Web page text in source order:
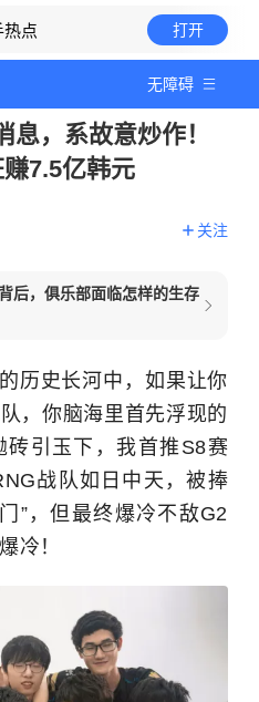
热点 打开
无障碍
，系故意炒作！
7.5亿韩元
关注
后，俱乐部面临怎样的生存
历史长河中，如果让你
，你脑海里首先浮现的
砖引玉下，我首推S8赛
战队如日中天，被捧
”，但最终爆冷不敌G2
冷！